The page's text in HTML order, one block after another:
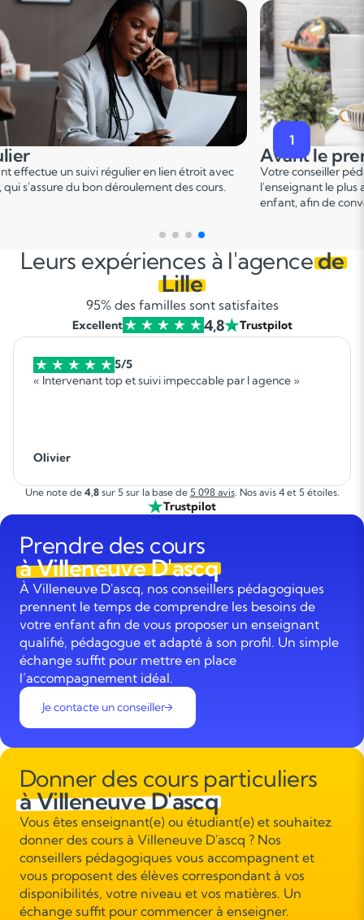
cours
pédagogique vous met en relation avec
adapté en fonction du profil de votre
2
Pendant le
Ce 1er cours permet
points forts et de
sur le programme.
Leurs expériences à l'agencede
Lille
95% des familles sont satisfaites
Excellent 4,8 Trustpilot
5/5
« Intervenant top et suivi impeccable par l agence »
Olivier
Une note de 4,8sur 5 sur la base de 5 098 avis. Nos avis 4 et 5 étoiles.
Trustpilot
Prendre des cours
à Villeneuve D'ascq
À Villeneuve D'ascq, nos conseillers pédagogiques
prennent le temps de comprendre les besoins de
votre enfant afin de vous proposer un enseignant
qualifié, pédagogue et adapté à son profil. Un simple
échange suffit pour mettre en place
l’accompagnement idéal.
Je contacte un conseiller
Donner des cours particuliers
à Villeneuve D'ascq
Vous êtes enseignant(e) ou étudiant(e) et souhaitez
donner des cours à Villeneuve D'ascq ? Nos
conseillers pédagogiques vous accompagnent et
vous proposent des élèves correspondant à vos
disponibilités, votre niveau et vos matières. Un
échange suffit pour commencer à enseigner.